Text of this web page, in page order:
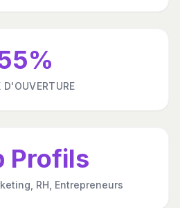
D'OUVERTURE
Profils
RH, Entrepreneurs